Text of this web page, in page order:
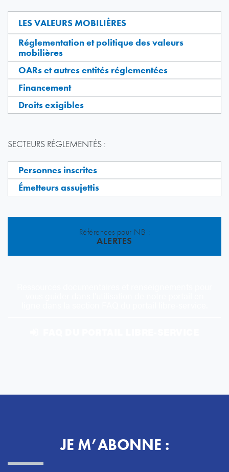
LES VALEURS MOBILIÈRES
Réglementation et politique des valeurs
mobilières
OARs et autres entités réglementées
Financement
Droits exigibles
SECTEURS RÉGLEMENTÉS :
Personnes inscrites
Émetteurs assujettis
Références pour NB :
ALERTES
JE M’ABONNE :